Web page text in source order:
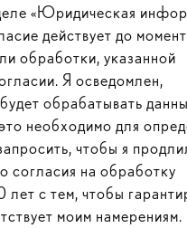
«Юридическая
действует до
обработки, указанной
Я осведомлен,
обрабатывать
необходимо для
чтобы я
согласия на обработку
лет с тем, чтобы
моим намерениям.